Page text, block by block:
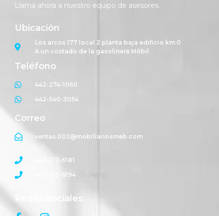
Llama ahora a nuestro equipo de asesores.
Ubicación
Los arcos 177 local 2 planta baja edificio km 0
A un costado de la gasolinera Móbil
Teléfono
442-274-1060
442-540-3054
Correo
ventas.002@mobiliariosmeb.com
442-212-6181
442-213-6194
Redes sociales